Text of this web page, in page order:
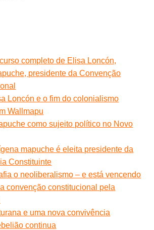
completo de Elisa Loncón,
presidente da Convenção
Loncón e o fim do colonialismo
Wallmapu
como sujeito político no Novo
mapuche é eleita presidente da
Constituinte
o neoliberalismo – e está vencendo
convenção constitucional pela
e uma nova convivência
continua